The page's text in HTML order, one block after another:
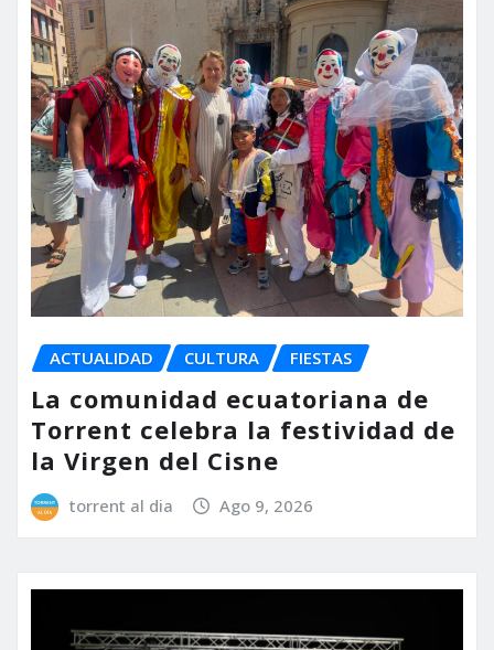
ACTUALIDAD CULTURA FIESTAS
La comunidad ecuatoriana de
Torrent celebra la festividad de
la Virgen del Cisne
torrent al dia Ago 9, 2026